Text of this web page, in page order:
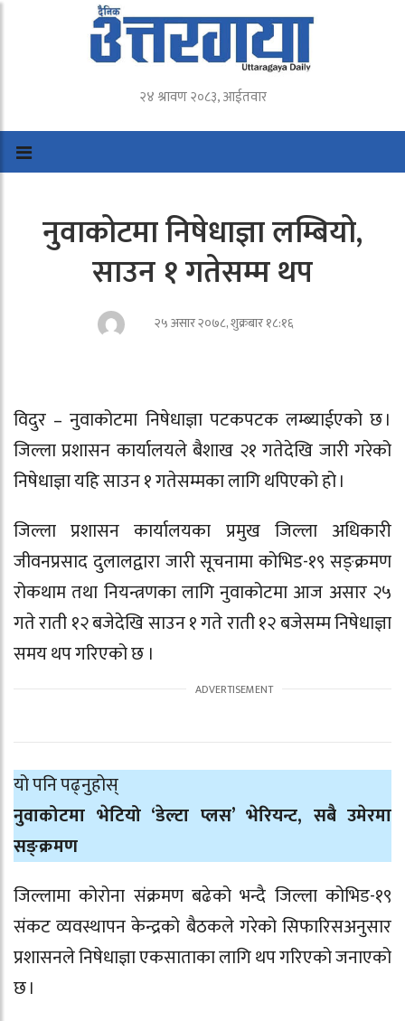
२४ श्रावण २०८३, आईतवार
नुवाकोटमा निषेधाज्ञा लम्बियो,
साउन १ गतेसम्म थप
२५ असार २०७८, शुक्रबार १८:१६
विदुर – नुवाकोटमा निषेधाज्ञा पटकपटक लम्ब्याईएको छ ।
जिल्ला प्रशासन कार्यालयले बैशाख २१ गतेदेखि जारी गरेको
निषेधाज्ञा यहि साउन १ गतेसम्मका लागि थपिएको हो ।
जिल्ला प्रशासन कार्यालयका प्रमुख जिल्ला अधिकारी
जीवनप्रसाद दुलालद्वारा जारी सूचनामा कोभिड-१९ सङ्क्रमण
रोकथाम तथा नियन्त्रणका लागि नुवाकोटमा आज असार २५
गते राती १२ बजेदेखि साउन १ गते राती १२ बजेसम्म निषेधाज्ञा
समय थप गरिएको छ ।
यो पनि पढ्नुहोस्
नुवाकोटमा भेटियो ‘डेल्टा प्लस’ भेरियन्ट, सबै उमेरमा
सङ्क्रमण
जिल्लामा कोरोना संक्रमण बढेको भन्दै जिल्ला कोभिड-१९
संकट व्यवस्थापन केन्द्रको बैठकले गरेको सिफारिसअनुसार
प्रशासनले निषेधाज्ञा एकसाताका लागि थप गरिएको जनाएको
छ ।